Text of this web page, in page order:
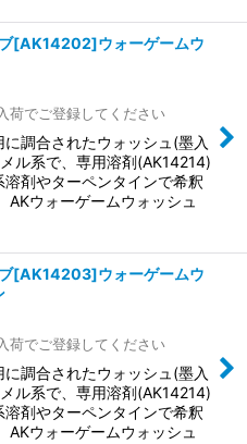
[AK14202]ウォーゲームウ
荷でご登録してください
調合されたウォッシュ(墨入
ル系で、専用溶剤(AK14214)
剤やターペンタインで希釈
AKウォーゲームウォッシュ
[AK14203]ウォーゲームウ
荷でご登録してください
調合されたウォッシュ(墨入
ル系で、専用溶剤(AK14214)
剤やターペンタインで希釈
AKウォーゲームウォッシュ